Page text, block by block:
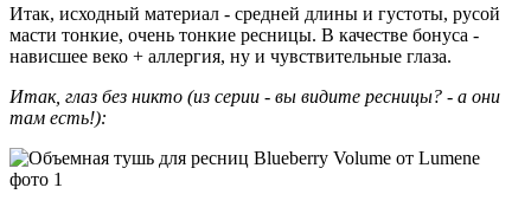
Итак, исходный материал - средней длины и густоты, русой
масти тонкие, очень тонкие ресницы. В качестве бонуса -
нависшее веко + аллергия, ну и чувствительные глаза.
Итак, глаз без никто (из серии - вы видите ресницы? - а они
там есть!):